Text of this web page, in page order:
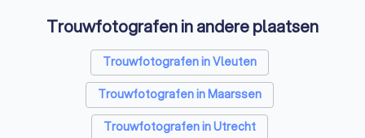
Energielabel adviseurs in De Meern
Rijscholen in De Meern
Advocaten in De Meern
Trouwfotografen in andere plaatsen
Trouwfotografen in Vleuten
Trouwfotografen in Maarssen
Trouwfotografen in Utrecht